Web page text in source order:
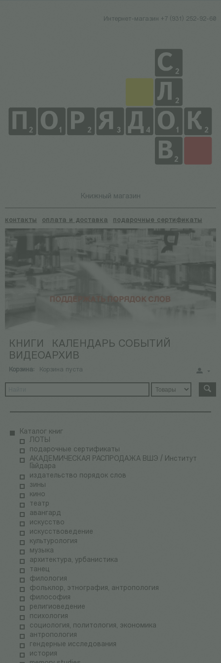
Интернет-магазин +7 (931) 252-92-60
Книжный магазин
контакты оплата и доставка подарочные сертификаты
КНИГИ
КАЛЕНДАРЬ СОБЫТИЙ
ВИДЕОАРХИВ
Корзина: Корзина пуста
Каталог книг
ЛОТЫ
подарочные сертификаты
АКАДЕМИЧЕСКАЯ РАСПРОДАЖА ВШЭ / Институт
Гайдара
издательство порядок слов
зины
кино
театр
авангард
искусство
искусствоведение
культурология
музыка
архитектура, урбанистика
танец
филология
фольклор, этнография, антропология
философия
религиоведение
психология
социология, политология, экономика
антропология
гендерные исследования
история